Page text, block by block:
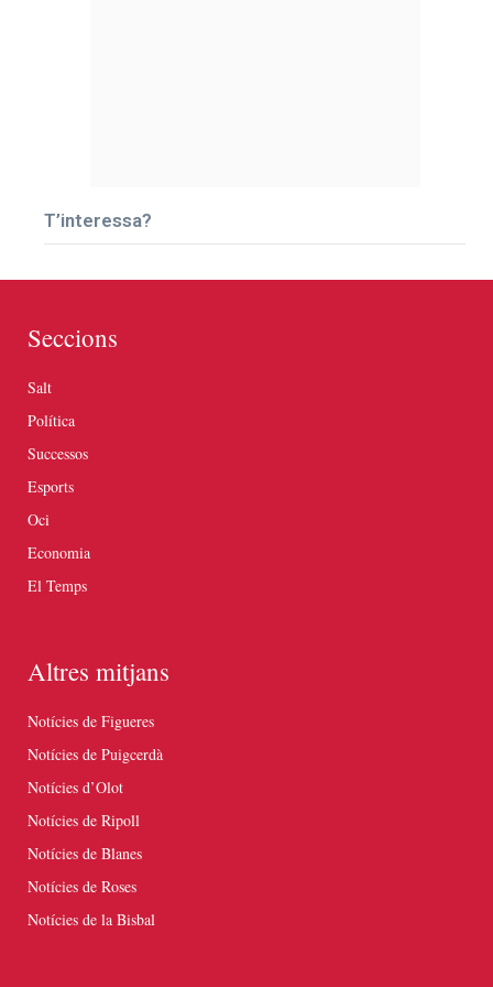
T’interessa?
Seccions
Salt
Política
Successos
Esports
Oci
Economia
El Temps
Altres mitjans
Notícies de Figueres
Notícies de Puigcerdà
Notícies d’Olot
Notícies de Ripoll
Notícies de Blanes
Notícies de Roses
Notícies de la Bisbal